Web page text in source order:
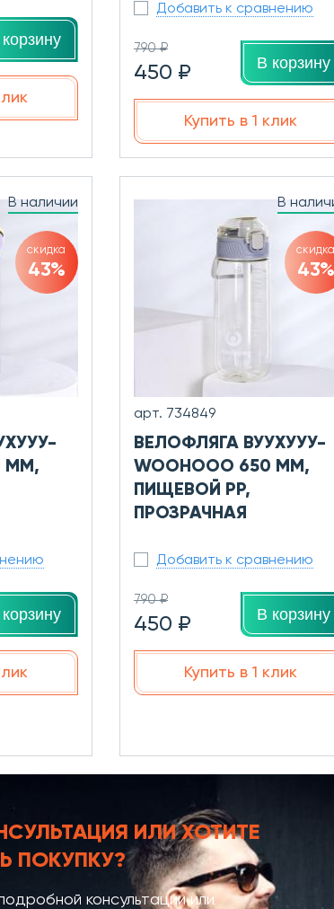
Добавить к сравнению
790 ₽
450 ₽ В корзину
Купить в 1 клик
В наличии
скидка
43%
ММ,
В
скидка
43%
арт. 734849
ВЕЛОФЛЯГА ВУУХУУУ-
WOOHOOO 650 ММ,
ПИЩЕВОЙ PP,
ПРОЗРАЧНАЯ
Добавить к сравнению
790 ₽
450 ₽ В корзину
Купить в 1 клик
ИЛИ ХОТИТЕ
ПОКУПКУ?
консультации или